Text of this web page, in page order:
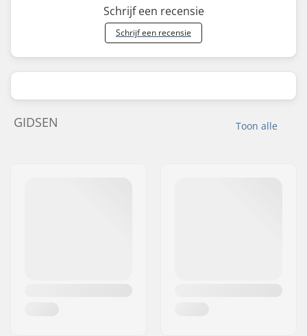
Schrijf een recensie
Schrijf een recensie
Toon alle
GIDSEN